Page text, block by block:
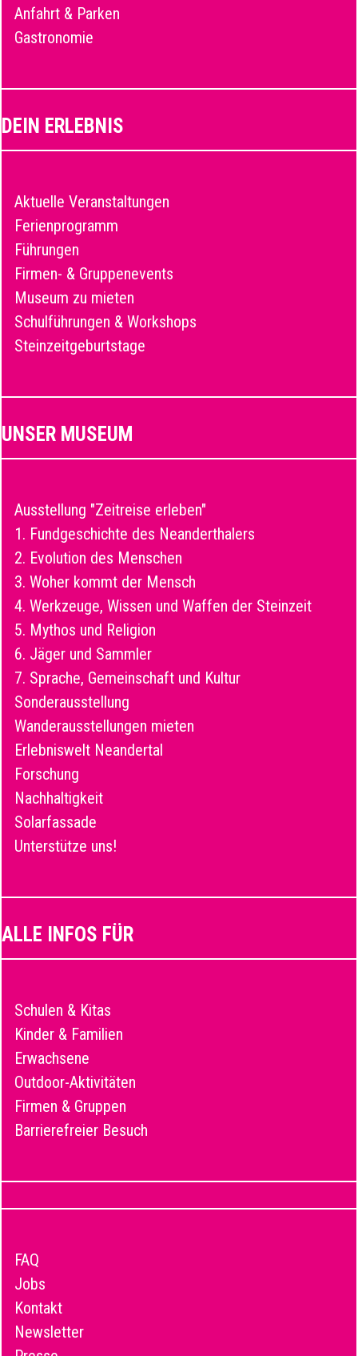
Anfahrt & Parken
Gastronomie
DEIN ERLEBNIS
Aktuelle Veranstaltungen
Ferienprogramm
Führungen
Firmen- & Gruppenevents
Museum zu mieten
Schulführungen & Workshops
Steinzeitgeburtstage
UNSER MUSEUM
Ausstellung "Zeitreise erleben"
1. Fundgeschichte des Neanderthalers
2. Evolution des Menschen
3. Woher kommt der Mensch
4. Werkzeuge, Wissen und Waffen der Steinzeit
5. Mythos und Religion
6. Jäger und Sammler
7. Sprache, Gemeinschaft und Kultur
Sonderausstellung
Wanderausstellungen mieten
Erlebniswelt Neandertal
Forschung
Nachhaltigkeit
Solarfassade
Unterstütze uns!
ALLE INFOS FÜR
Schulen & Kitas
Kinder & Familien
Erwachsene
Outdoor-Aktivitäten
Firmen & Gruppen
Barrierefreier Besuch
FAQ
Jobs
Kontakt
Newsletter